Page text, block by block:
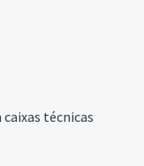
técnicas